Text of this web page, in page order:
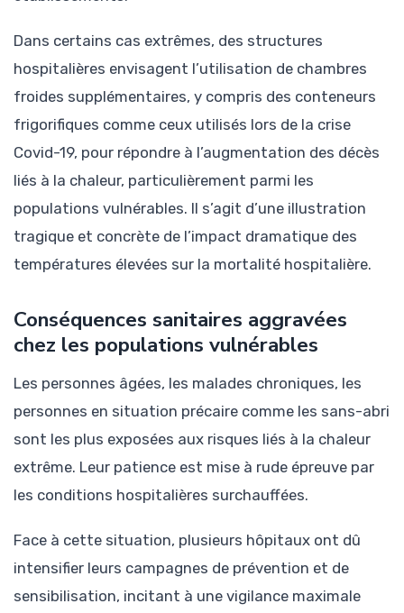
Dans certains cas extrêmes, des structures
hospitalières envisagent l’utilisation de chambres
froides supplémentaires, y compris des conteneurs
frigorifiques comme ceux utilisés lors de la crise
Covid-19, pour répondre à l’augmentation des décès
liés à la chaleur, particulièrement parmi les
populations vulnérables. Il s’agit d’une illustration
tragique et concrète de l’impact dramatique des
températures élevées sur la mortalité hospitalière.
Conséquences sanitaires aggravées
chez les populations vulnérables
Les personnes âgées, les malades chroniques, les
personnes en situation précaire comme les sans-abri
sont les plus exposées aux risques liés à la chaleur
extrême. Leur patience est mise à rude épreuve par
les conditions hospitalières surchauffées.
Face à cette situation, plusieurs hôpitaux ont dû
intensifier leurs campagnes de prévention et de
sensibilisation, incitant à une vigilance maximale